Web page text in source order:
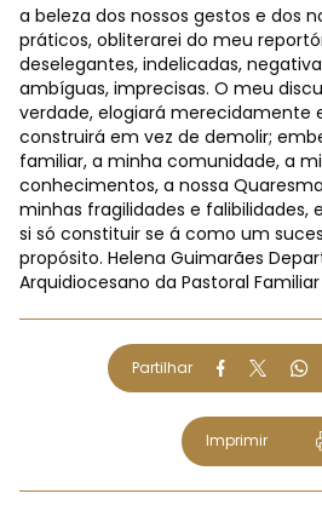
a beleza dos nossos gestos e dos
práticos, obliterarei do meu
deselegantes, indelicadas,
ambíguas, imprecisas. O meu
verdade, elogiará merecidamente
construirá em vez de demolir;
familiar, a minha comunidade, a
conhecimentos, a nossa
minhas fragilidades e
si só constituir se á como um
propósito. Helena Guimarães
Arquidiocesano da Pastoral
Partilhar
Imprimir